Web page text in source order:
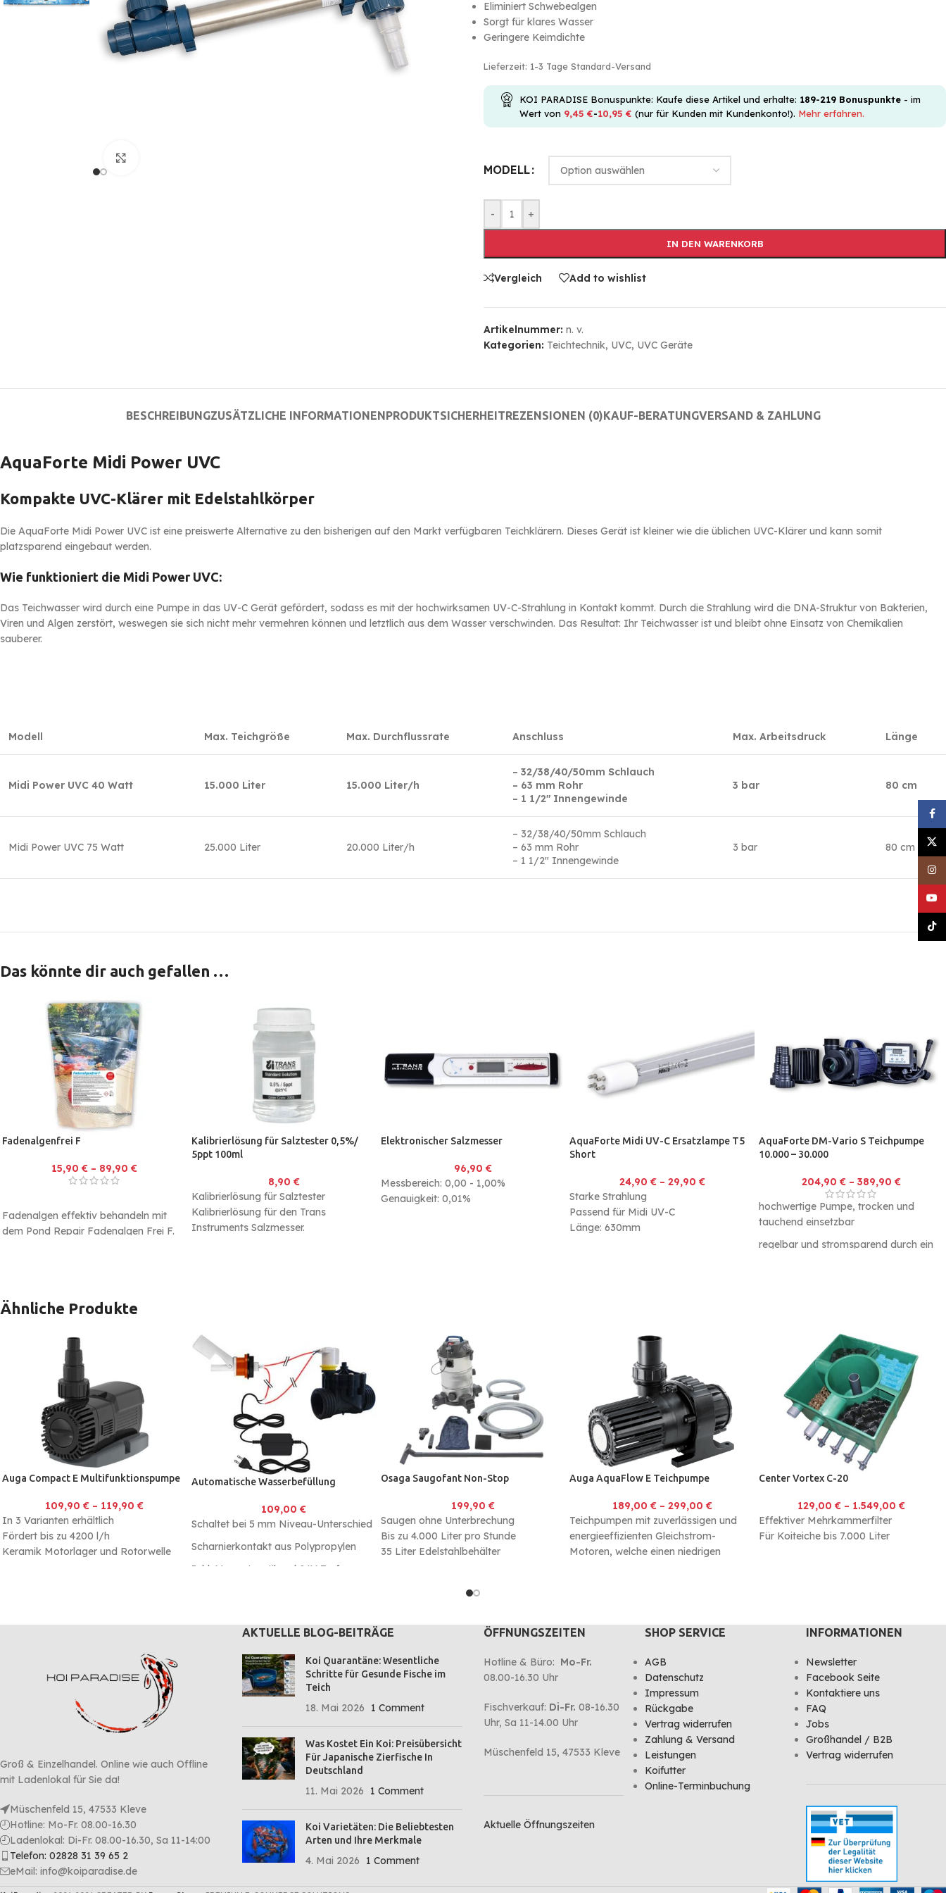
Eliminiert Schwebealgen
Sorgt für klares Wasser
Geringere Keimdichte
Lieferzeit: 1-3 Tage Standard-Versand
KOI PARADISE Bonuspunkte: Kaufe diese Artikel und erhalte: 189-219 Bonuspunkte - im
Wert von 9,45 €-10,95 € (nur für Kunden mit Kundenkonto!). Mehr erfahren.
MODELL
- +
IN DEN WARENKORB
Vergleich Add to wishlist
Artikelnummer: n. v.
Kategorien: Teichtechnik, UVC, UVC Geräte
BESCHREIBUNGZUSÄTZLICHE INFORMATIONENPRODUKTSICHERHEITREZENSIONEN (0)KAUF-BERATUNGVERSAND & ZAHLUNG
AquaForte Midi Power UVC
Kompakte UVC-Klärer mit Edelstahlkörper
Die AquaForte Midi Power UVC ist eine preiswerte Alternative zu den bisherigen auf den Markt verfügbaren Teichklärern. Dieses Gerät ist kleiner wie die üblichen UVC-Klärer und kann somit
platzsparend eingebaut werden.
Wie funktioniert die Midi Power UVC:
Das Teichwasser wird durch eine Pumpe in das UV-C Gerät gefördert, sodass es mit der hochwirksamen UV-C-Strahlung in Kontakt kommt. Durch die Strahlung wird die DNA-Struktur von Bakterien,
Viren und Algen zerstört, weswegen sie sich nicht mehr vermehren können und letztlich aus dem Wasser verschwinden. Das Resultat: Ihr Teichwasser ist und bleibt ohne Einsatz von Chemikalien
sauberer.
Modell Max. Teichgröße Max. Durchflussrate Anschluss Max. Arbeitsdruck Länge
Midi Power UVC 40 Watt 15.000 Liter 15.000 Liter/h
– 32/38/40/50mm Schlauch
– 63 mm Rohr
– 1 1/2″ Innengewinde
3 bar 80 cm
Midi Power UVC 75 Watt 25.000 Liter 20.000 Liter/h
– 32/38/40/50mm Schlauch
– 63 mm Rohr
– 1 1/2″ Innengewinde
3 bar 80 cm
Das könnte dir auch gefallen …
Fadenalgenfrei F
15,90€ – 89,90€
Fadenalgen effektiv behandeln mit
dem Pond Repair Fadenalgen Frei F.
Kalibrierlösung für Salztester 0,5%/
5ppt 100ml
8,90 €
Kalibrierlösung für Salztester
Kalibrierlösung für den Trans
Instruments Salzmesser.
Elektronischer Salzmesser
96,90 €
Messbereich: 0,00 - 1,00%
Genauigkeit: 0,01%
AquaForte Midi UV-C Ersatzlampe T5
Short
24,90 €– 29,90 €
Starke Strahlung
Passend für Midi UV-C
Länge: 630mm
AquaForte DM-Vario S Teichpumpe
10.000 – 30.000
204,90€ –389,90€
hochwertige Pumpe, trocken und
tauchend einsetzbar
regelbar und stromsparend durch ein
Ähnliche Produkte
Auga Compact E Multifunktionspumpe
109,90€ – 119,90€
In 3 Varianten erhältlich
Fördert bis zu 4200 l/h
Keramik Motorlager und Rotorwelle
Automatische Wasserbefüllung
109,00€
Schaltet bei 5 mm Niveau-Unterschied
Scharnierkontakt aus Polypropylen
Inkl. Magnetventil und 24V Trafo.
Osaga Saugofant Non-Stop
199,90 €
Saugen ohne Unterbrechung
Bis zu 4.000 Liter pro Stunde
35 Liter Edelstahlbehälter
Auga AquaFlow E Teichpumpe
189,00 €– 299,00 €
Teichpumpen mit zuverlässigen und
energieeffizienten Gleichstrom-
Motoren, welche einen niedrigen
Center Vortex C-20
129,00€ – 1.549,00€
Effektiver Mehrkammerfilter
Für Koiteiche bis 7.000 Liter
Groß & Einzelhandel. Online wie auch Offline
mit Ladenlokal für Sie da!
Müschenfeld 15, 47533 Kleve
Hotline: Mo-Fr. 08.00-16.30
Ladenlokal: Di-Fr. 08.00-16.30, Sa 11-14:00
Telefon: 02828 31 39 65 2
eMail: info@koiparadise.de
AKTUELLE BLOG-BEITRÄGE
Koi Quarantäne: Wesentliche
Schritte für Gesunde Fische im
Teich
18. Mai 2026 1 Comment
Was Kostet Ein Koi: Preisübersicht
Für Japanische Zierfische In
Deutschland
11. Mai 2026 1 Comment
Koi Varietäten: Die Beliebtesten
Arten und Ihre Merkmale
4. Mai 2026 1 Comment
ÖFFNUNGSZEITEN
Hotline & Büro: Mo-Fr.
08.00-16.30 Uhr
Fischverkauf: Di-Fr. 08-16.30
Uhr, Sa 11-14.00 Uhr
Müschenfeld 15, 47533 Kleve
Aktuelle Öffnungszeiten
SHOP SERVICE
AGB
Datenschutz
Impressum
Rückgabe
Vertrag widerrufen
Zahlung & Versand
Leistungen
Koifutter
Online-Terminbuchung
INFORMATIONEN
Newsletter
Facebook Seite
Kontaktiere uns
FAQ
Jobs
Großhandel / B2B
Vertrag widerrufen